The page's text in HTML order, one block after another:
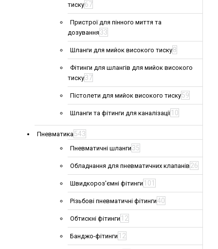
тиску67
Пристрої для пінного миття та
дозування 33
Шланги для мийок високого тиску8
Фітинги для шлангів для мийок високого
тиску37
Пістолети для мийок високого тиску59
Шланги та фітинги для каналізації 10
Пневматика543
Пневматичні шланги 35
Обладнання для пневматичних клапанів 26
Швидкороз'ємні фітинги 101
Різьбові пневматичні фітинги40
Обтискні фітинги 12
Банджо-фітинги 12